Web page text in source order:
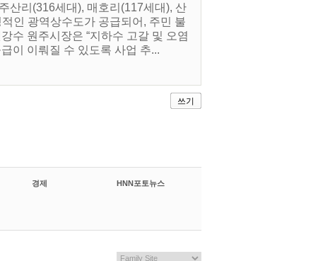
산리(316세대), 매호리(117세대), 산
인 광역상수도가 공급되어, 주민 불
수 원주시장은 “지하수 고갈 및 오염
이 이뤄질 수 있도록 사업 추...
쓰기
경제 HNN포토뉴스